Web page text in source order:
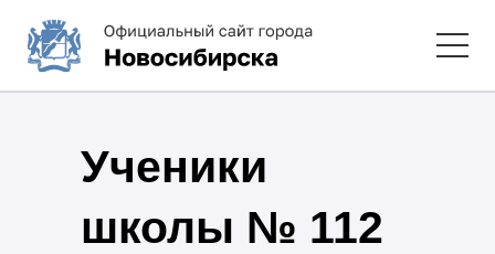
Ученики
школы № 112